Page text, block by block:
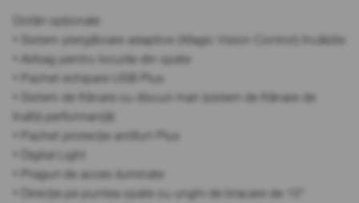
Dotări opționale:
• Sistem ștergătoare adaptive (Magic Vision Control) încălzite
• Airbag pentru locurile din spate
• Pachet echipare USB Plus
• Sistem de frânare cu discuri mari (sistem de frânare de
înaltă performanță)
• Pachet protecție antifurt Plus
• Digital Light
• Praguri de acces iluminate
• Direcție pe puntea spate cu unghi de bracare de 10°